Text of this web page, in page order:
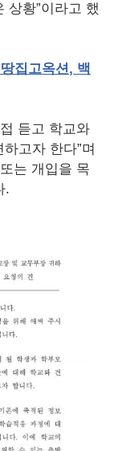
상황”이라고 했
집고옥션, 백
듣고 학교와
고자 한다”며
는 개입을 목
.